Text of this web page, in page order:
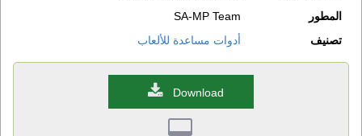
المطور
SA-MP Team
تصنيف
أدوات مساعدة للألعاب
Download